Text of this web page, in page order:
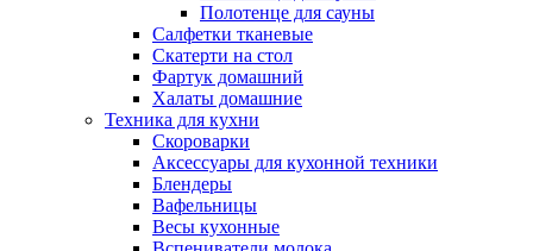
Полотенце для сауны
Салфетки тканевые
Скатерти на стол
Фартук домашний
Халаты домашние
Техника для кухни
Скороварки
Аксессуары для кухонной техники
Блендеры
Вафельницы
Весы кухонные